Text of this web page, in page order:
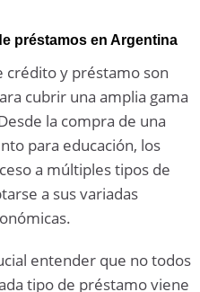
préstamos en Argentina
crédito y préstamo son
cubrir una amplia gama
la compra de una
para educación, los
a múltiples tipos de
a sus variadas
entender que no todos
tipo de préstamo viene